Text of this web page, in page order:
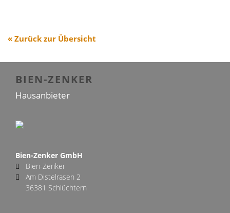
« Zurück zur Übersicht
BIEN-ZENKER
Hausanbieter
Bien-Zenker GmbH
Bien-Zenker
Am Distelrasen 2
36381 Schlüchtern